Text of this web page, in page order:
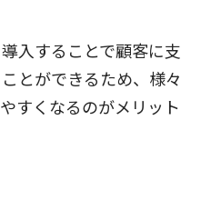
入することで顧客に支
とができるため、様々
すくなるのがメリット